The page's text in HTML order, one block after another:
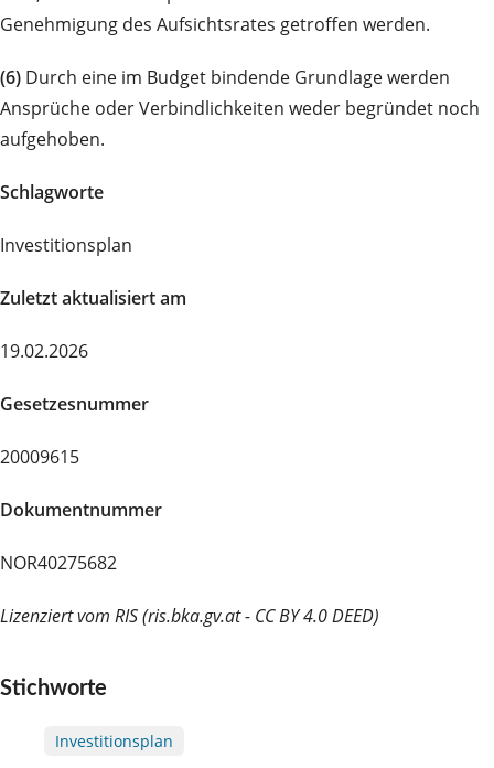
Genehmigung des Aufsichtsrates getroffen werden.
(6) Durch eine im Budget bindende Grundlage werden
Ansprüche oder Verbindlichkeiten weder begründet noch
aufgehoben.
Schlagworte
Investitionsplan
Zuletzt aktualisiert am
19.02.2026
Gesetzesnummer
20009615
Dokumentnummer
NOR40275682
Lizenziert vom RIS (ris.bka.gv.at - CC BY 4.0 DEED)
Stichworte
Investitionsplan